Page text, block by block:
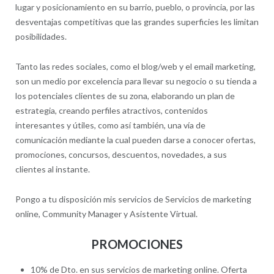
lugar y posicionamiento en su barrio, pueblo, o provincia, por las
desventajas competitivas que las grandes superficies les limitan
posibilidades.
Tanto las redes sociales, como el blog/web y el email marketing,
son un medio por excelencia para llevar su negocio o su tienda a
los potenciales clientes de su zona, elaborando un plan de
estrategia, creando perfiles atractivos, contenidos
interesantes y útiles, como así también, una vía de
comunicación mediante la cual pueden darse a conocer ofertas,
promociones, concursos, descuentos, novedades, a sus
clientes al instante.
Pongo a tu disposición mis servicios de Servicios de marketing
online, Community Manager y Asistente Virtual.
PROMOCIONES
10% de Dto. en sus servicios de marketing online. Oferta